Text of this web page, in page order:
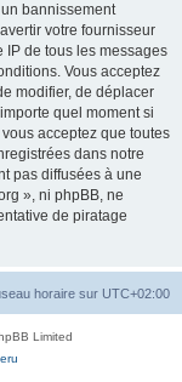
bannissement
votre fournisseur
IP de tous les messages
Vous acceptez
modifier, de déplacer
quel moment si
acceptez que toutes
dans notre
pas diffusées à une
», ni phpBB, ne
de piratage
horaire sur UTC+02:00
Limited